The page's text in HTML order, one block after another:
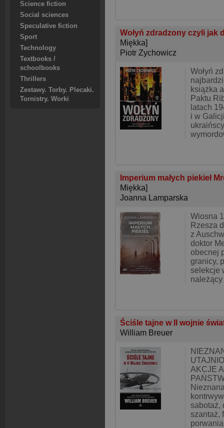
Science fiction
Social sciences
Speculative fiction
Sport
Technology
Textbooks /
schoolbooks
Thrillers
Zestawy. Torby. Plecaki.
Tornistry. Worki
Wołyń zdradzony czyli jak
Miękka]
Piotr Zychowicz
Wołyń
książka
Paktu
latach
i w
Imperium małych piekieł
Miękka]
Joanna Lamparska
Wiosna
Rzesza
z
doktor
obecnej
granicy,
selekcje
należący
Ściśle tajne w II wojnie
William Breuer
AKCJE
sabotaż,
szantaż,